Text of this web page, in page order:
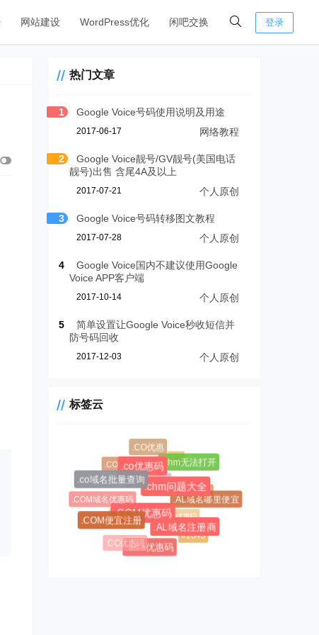
网站建设 WordPress优化 闲吧交换 登录
热门文章
1 Google Voice号码使用说明及用途
2017-06-17 网络教程
2
Google Voice靓号/GV靓号(美国电话
靓号)出售 含尾4A及以上
2017-07-21 个人原创
3 Google Voice号码转移图文教程
2017-07-28 个人原创
4
Google Voice国内不建议使用Google
Voice APP客户端
2017-10-14 个人原创
5
简单设置让Google Voice秒收短信并
防号码回收
2017-12-03 个人原创
标签云
#1045
#1146
$0.99超级优惠码
.AL域名
.AL域名哪里便宜
.AL域名注册商
.asia优惠码
.CC优惠码
.CC域名
.CC域名注册
.CF
.chm无法打开
.chm问题大全
.COM优惠码
.COM便宜注册
.COM域名优惠码
.COM新购
.CO优惠
.co优惠码
.co域名批量查询